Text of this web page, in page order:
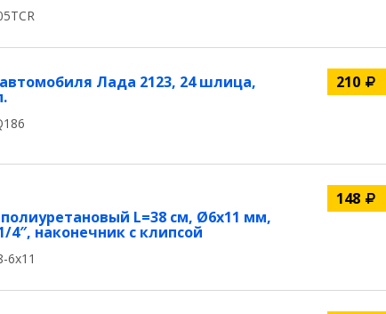
Лада 2123, 24 шлица, 210
L=38 см, Ø6x11 мм,
4″, наконечник с клипсой
6x11
148